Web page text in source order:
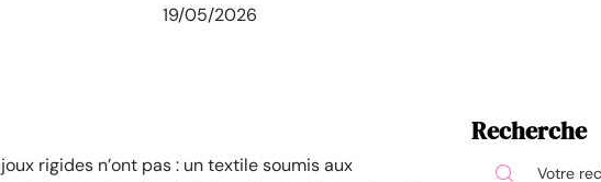
19/05/2026
rigides n’ont pas : un textile soumis aux
Recherche